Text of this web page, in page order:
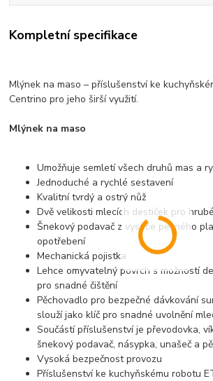
Kompletní specifikace
Mlýnek na maso – příslušenství ke
Centrino pro jeho širší využití.
Mlýnek na maso
Umožňuje semletí všech druhů mas a
Jednoduché a rychlé sestavení
Kvalitní tvrdý a ostrý nůž
Dvě velikosti mlecích destiček pro
Šnekový podavač z vysoce pevného
opotřebení
Mechanická pojistka
Lehce omyvatelný povrch s možností
pro snadné čištění
Pěchovadlo pro bezpečné dávkování
slouží jako klíč pro snadné uvolnění
Součástí příslušenství je převodovka,
šnekový podavač, násypka, unašeč a
Vysoká bezpečnost provozu
Příslušenství ke kuchyňskému robotu